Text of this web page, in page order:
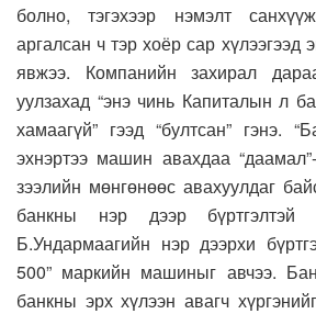
болно, тэгэхээр нэмэлт
аргалсан ч тэр хоёр сар хүлээгээд
явжээ. Компанийн захирал
уулзахад “энэ чинь Капиталын л
хамаагүй” гээд “бултсан” гэнэ.
эхнэртээ машин авахдаа
зээлийн мөнгөнөөс авахуулдаг
банкны нэр дээр бүртгэлтэй
Б.Ундармаагийн нэр дээрхи
500” маркийн машиныг авчээ.
банкны эрх хүлээн авагч